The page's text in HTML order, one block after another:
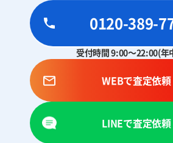
0120-389-
受付時間 9:00～22:00(年
WEBで査定依頼
LINEで査定依頼